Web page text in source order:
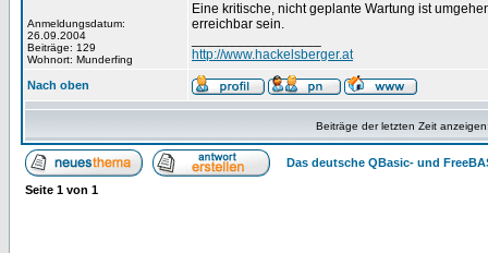
Anmeldungsdatum:
26.09.2004
Beiträge: 129
Wohnort: Munderfing
Eine kritische, nicht geplante Wartung ist
erreichbar sein.
http://www.hackelsberger.at
Nach oben
Beiträge der letzten Zeit
Das deutsche QBasic- und
Seite 1 von 1